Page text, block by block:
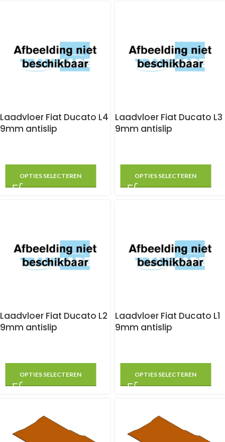
Laadvloer Fiat Ducato L4
9mm antislip
OPTIES SELECTEREN
Laadvloer Fiat Ducato L3
9mm antislip
OPTIES SELECTEREN
Laadvloer Fiat Ducato L2
9mm antislip
OPTIES SELECTEREN
Laadvloer Fiat Ducato L1
9mm antislip
OPTIES SELECTEREN